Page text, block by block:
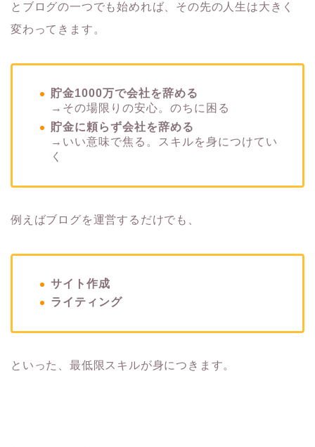
とブログの一つでも始めれば、その先の人生は大きく
変わってきます。
貯金1000万で会社を辞める
→その場限りの安心。のちに困る
貯金に頼らず会社を辞める
→いい意味で焦る。スキルを身につけてい
く
例えばブログを運営するだけでも、
サイト作成
ライティング
といった、最低限スキルが身につきます。